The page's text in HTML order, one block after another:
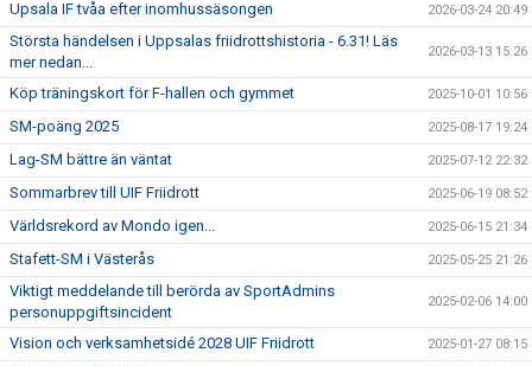
Upsala IF tvåa efter inomhussäsongen 2026-03-24 20:49
Största händelsen i Uppsalas friidrottshistoria - 6.31! Läs
mer nedan...
2026-03-13 15:26
Köp träningskort för F-hallen och gymmet 2025-10-01 10:56
SM-poäng 2025 2025-08-17 19:24
Lag-SM bättre än väntat 2025-07-12 22:32
Sommarbrev till UIF Friidrott 2025-06-19 08:52
Världsrekord av Mondo igen... 2025-06-15 21:34
Stafett-SM i Västerås 2025-05-25 21:26
Viktigt meddelande till berörda av SportAdmins
personuppgiftsincident
2025-02-06 14:00
Vision och verksamhetsidé 2028 UIF Friidrott 2025-01-27 08:15